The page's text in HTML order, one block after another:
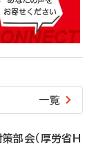
一覧
部会（厚労省H